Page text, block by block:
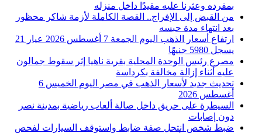
بمفرده وعثرنا عليه مقيدًا داخل منزله
من القبض إلى الإفراج.. القصة الكاملة لأزمة شاكر محظور
بعد انتهاء مدة حبسه
ارتفاع أسعار الذهب اليوم الجمعة 7 أغسطس 2026 عيار 21
يسجل 5980 جنيهًا
مصرع رئيس الوحدة المحلية بقرية ناهيا إثر سقوط جمالون
عليه أثناء إزالة مخالفة بكرداسة
تحديث جديد لأسعار الذهب في مصر اليوم الخميس 6
أغسطس 2026
السيطرة على حريق داخل صالة ألعاب رياضية بمدينة نصر
دون إصابات
ضبط شخص انتحل صفة ضابط واستوقف السيارات لفحص